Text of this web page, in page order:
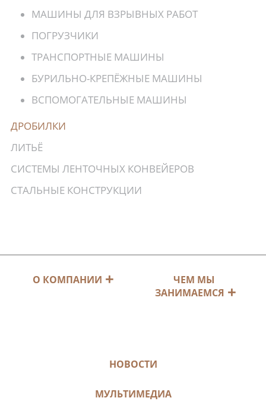
МАШИНЫ ДЛЯ ВЗРЫВНЫХ РАБОТ
ПОГРУЗЧИКИ
ТРАНСПОРТНЫЕ МАШИНЫ
БУРИЛЬНО-КРЕПЁЖНЫЕ МАШИНЫ
ВСПОМОГАТЕЛЬНЫЕ МАШИНЫ
ДРОБИЛКИ
ЛИТЬЁ
СИСТЕМЫ ЛЕНТОЧНЫХ КОНВЕЙЕРОВ
СТАЛЬНЫЕ КОНСТРУКЦИИ
О КОМПАНИИ
ЧЕМ МЫ
ЗАНИМАЕМСЯ
НОВОСТИ
МУЛЬТИМЕДИА